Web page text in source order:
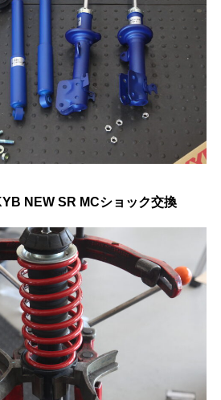
NEW SR MCショック交換